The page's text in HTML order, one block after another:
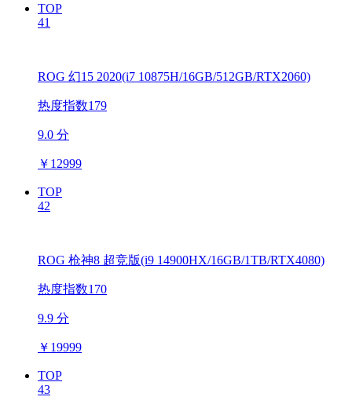
TOP
41
ROG 幻15 2020(i7 10875H/16GB/512GB/RTX2060)
热度指数179
9.0 分
￥ 12999
TOP
42
ROG 枪神8 超竞版(i9 14900HX/16GB/1TB/RTX4080)
热度指数170
9.9 分
￥ 19999
TOP
43